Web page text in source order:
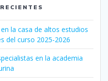
la casa de altos estudios
del curso 2025-2026
en la academia